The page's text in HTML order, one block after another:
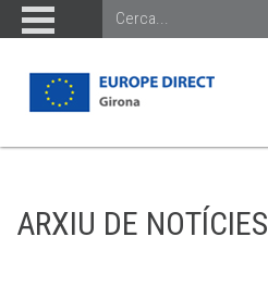
ARXIU DE NOTÍCIES